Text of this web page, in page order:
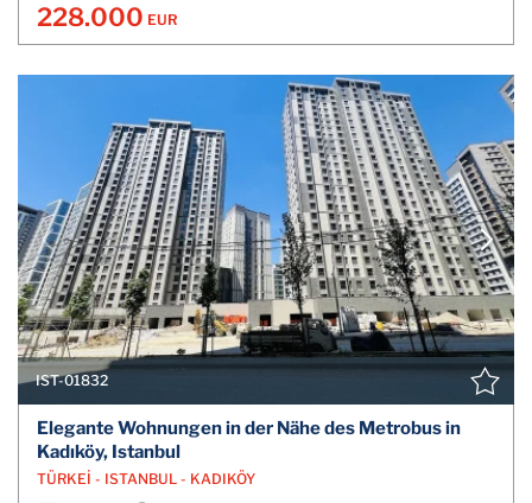
228.000 EUR
IST-01832
Elegante Wohnungen in der Nähe des Metrobus in
Kadıköy, Istanbul
TÜRKEİ - ISTANBUL - KADIKÖY